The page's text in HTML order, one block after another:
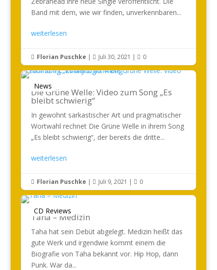
Band mit dem, wie wir finden, unverkennbaren...
weiterlesen
 Florian Puschke |  Juli 30, 2021 |  0
News
Die Grüne Welle: Video zum Song „Es
bleibt schwierig“
In gewohnt sarkastischer Art und pragmatischer
Wortwahl rechnet Die Grüne Welle in ihrem Song
„Es bleibt schwierig“, der bereits die dritte...
weiterlesen
 Florian Puschke |  Juli 9, 2021 |  0
CD Reviews
Taha – Medizin
Taha hat sein Debüt abgelegt. Medizin heißt das
gute Werk und irgendwie kommt einem die
Biografie von Taha bekannt vor. Hip Hop, dann
Punk. War da...